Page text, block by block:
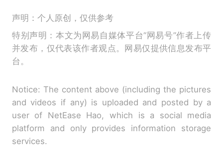
声明：个人原创，仅供参考
特别声明：本文为网易自媒体平台“网易号”作者上传
并发布，仅代表该作者观点。网易仅提供信息发布平
台。
Notice: The content above (including the pictures
and videos if any) is uploaded and posted by a
user of NetEase Hao, which is a social media
platform and only provides information storage
services.